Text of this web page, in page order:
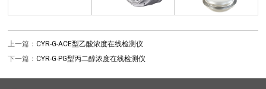
上一篇：CYR-G-ACE型乙酸浓度在线检测仪
下一篇：CYR-G-PG型丙二醇浓度在线检测仪